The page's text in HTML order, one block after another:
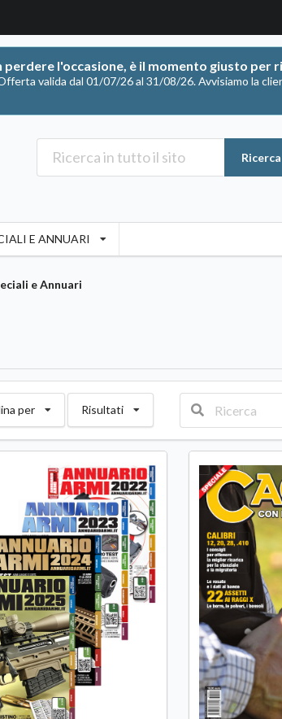
l'occasione, è il momento giusto per
valida dal 01/07/26 al 31/08/26. Avvisiamo la
Ricerca
E ANNUARI
e Annuari
per Risultati